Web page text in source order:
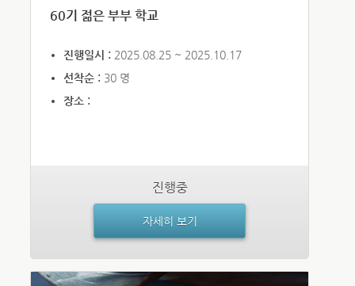
60기 젊은 부부 학교
진행일시 : 2025.08.25 ~ 2025.10.17
선착순 : 30 명
장소 :
진행중
자세히 보기